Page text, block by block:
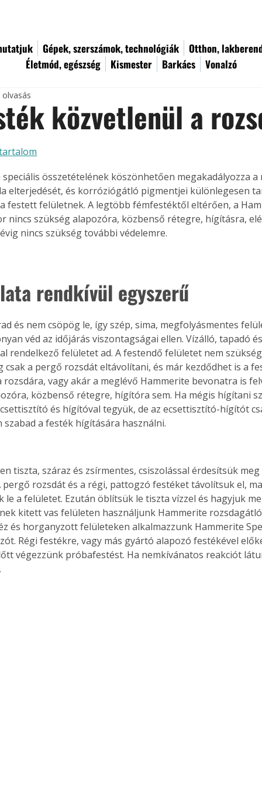
Gépek, szerszámok, technológiák
Otthon,
Életmód, egészség
Kismester Barkács Vonalzó
közvetlenül a
olvasás
speciális összetételének köszönhetően megakadályozza
elterjedését, és korróziógátló pigmentjei különlegesen
festett felületnek. A legtöbb fémfestéktől eltérően, a
nincs szükség alapozóra, közbenső rétegre, hígításra,
nincs szükség további védelemre.
rendkívül egyszerű
és nem csöpög le, így szép, sima, megfolyásmentes
véd az időjárás viszontagságai ellen. Vízálló, tapadó
rendelkező felületet ad. A festendő felületet nem
csak a pergő rozsdát eltávolítani, és már kezdődhet is a
rozsdára, vagy akár a meglévő Hammerite bevonatra is
közbenső rétegre, hígítóra sem. Ha mégis hígítani
és hígítóval tegyük, de az ecsettisztító-hígítót
szabad a festék hígítására használni.
tiszta, száraz és zsírmentes, csiszolással érdesítsük
pergő rozsdát és a régi, pattogzó festéket távolítsuk el,
le a felületet. Ezután öblítsük le tiszta vízzel és hagyjuk
kitett vas felületen használjunk Hammerite
és horganyzott felületeken alkalmazzunk Hammerite
Régi festékre, vagy más gyártó alapozó festékével
végezzünk próbafestést. Ha nemkívánatos reakciót